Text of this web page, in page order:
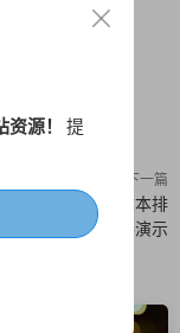
下一篇
9组淡入淡出文本排
版段落演示
源！ 提